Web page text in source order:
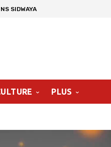
SIDWAYA
PLUS